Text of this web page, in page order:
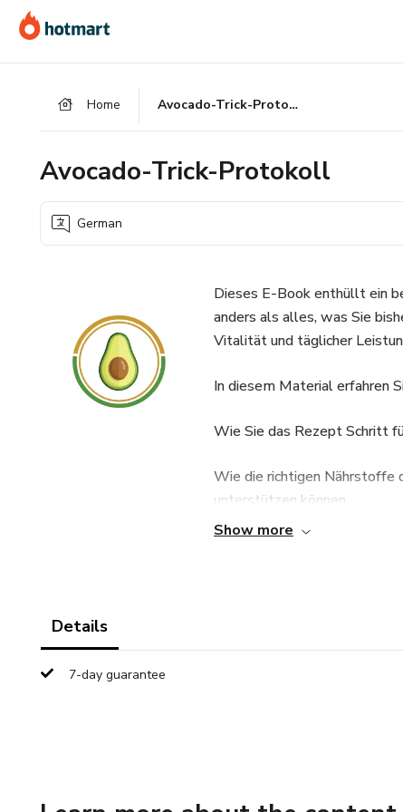
the
payment
footer
Home Avocado-Trick-Protokoll
Avocado-Trick-Protokoll
German
Dieses E-Book enthüllt ein
anders als alles, was Sie
Vitalität und täglicher
In diesem Material erfahren
Wie Sie das Rezept Schritt
Wie die richtigen Nährstoffe
unterstützen können
Show more
Details
7-day guarantee